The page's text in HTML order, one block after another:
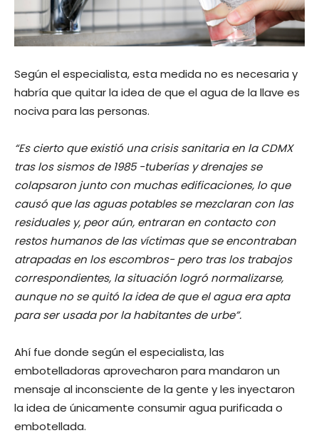
Según el especialista, esta medida no es necesaria y
habría que quitar la idea de que el agua de la llave es
nociva para las personas.
“Es cierto que existió una crisis sanitaria en la CDMX
tras los sismos de 1985 -tuberías y drenajes se
colapsaron junto con muchas edificaciones, lo que
causó que las aguas potables se mezclaran con las
residuales y, peor aún, entraran en contacto con
restos humanos de las víctimas que se encontraban
atrapadas en los escombros- pero tras los trabajos
correspondientes, la situación logró normalizarse,
aunque no se quitó la idea de que el agua era apta
para ser usada por la habitantes de urbe”.
Ahí fue donde según el especialista, las
embotelladoras aprovecharon para mandaron un
mensaje al inconsciente de la gente y les inyectaron
la idea de únicamente consumir agua purificada o
embotellada.